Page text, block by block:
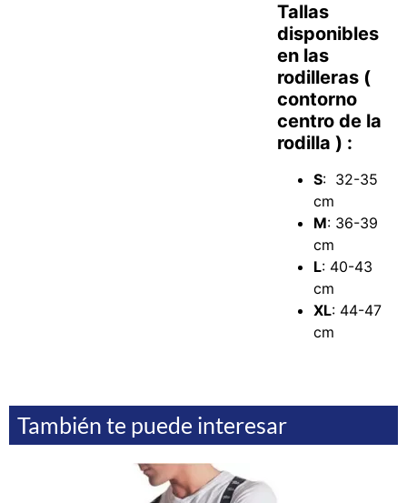
Tallas
disponibles
en las
rodilleras (
contorno
centro de la
rodilla ) :
S: 32-35
cm
M: 36-39
cm
L: 40-43
cm
XL: 44-47
cm
También te puede interesar